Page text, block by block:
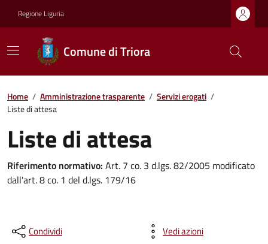
Regione Liguria
Comune di Triora
Home / Amministrazione trasparente / Servizi erogati /
Liste di attesa
Liste di attesa
Riferimento normativo: Art. 7 co. 3 d.lgs. 82/2005 modificato
dall'art. 8 co. 1 del d.lgs. 179/16
Condividi Vedi azioni